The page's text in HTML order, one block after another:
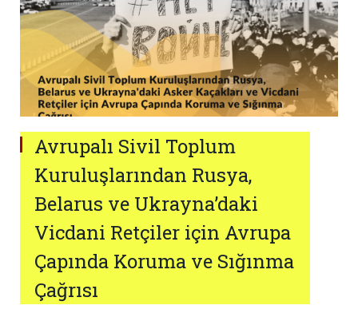
Avrupalı Sivil Toplum
Kuruluşlarından Rusya,
Belarus ve Ukrayna’daki
Vicdani Retçiler için Avrupa
Çapında Koruma ve Sığınma
Çağrısı